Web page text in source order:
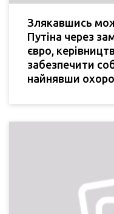
Злякавшись
Путіна через
євро,
забезпечити
найнявши